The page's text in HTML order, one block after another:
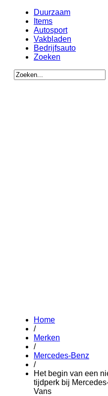
Duurzaam
Items
Autosport
Vakbladen
Bedrijfsauto
Zoeken
Home
/
Merken
/
Mercedes-Benz
/
Het begin van een
tijdperk bij
Vans